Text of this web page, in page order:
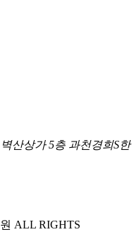
산상가 5층 과천경희S한
ALL RIGHTS